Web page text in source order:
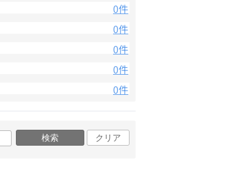
0件
0件
0件
0件
0件
検索 クリア